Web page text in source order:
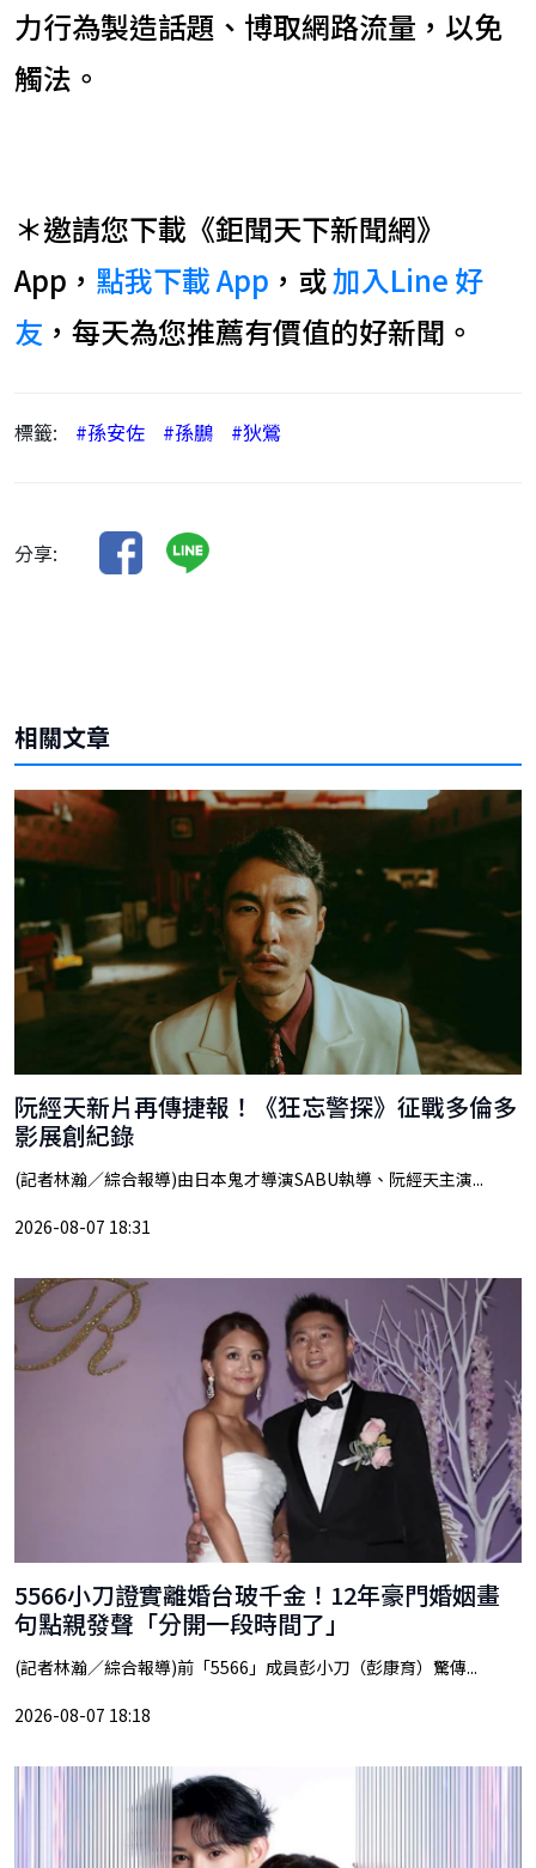
力行為製造話題、博取網路流量，以免
觸法。
＊邀請您下載《鉅聞天下新聞網》
App， 點我下載 App ，或加入Line 好
友 ，每天為您推薦有價值的好新聞。
標籤: #孫安佐 #孫鵬 #狄鶯
分享:
相關文章
阮經天新片再傳捷報！《狂忘警探》征戰多倫多
影展創紀錄
(記者林瀚／綜合報導)由日本鬼才導演SABU執導、阮經天主演...
2026-08-07 18:31
5566小刀證實離婚台玻千金！12年豪門婚姻畫
句點親發聲「分開一段時間了」
(記者林瀚／綜合報導)前「5566」成員彭小刀（彭康育）驚傳...
2026-08-07 18:18